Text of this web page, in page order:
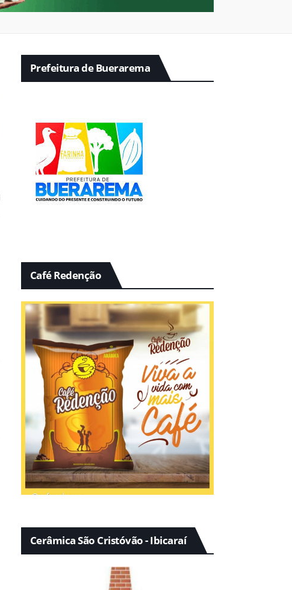
Prefeitura de Buerarema
Café Redenção
Cerâmica São Cristóvão - Ibicaraí